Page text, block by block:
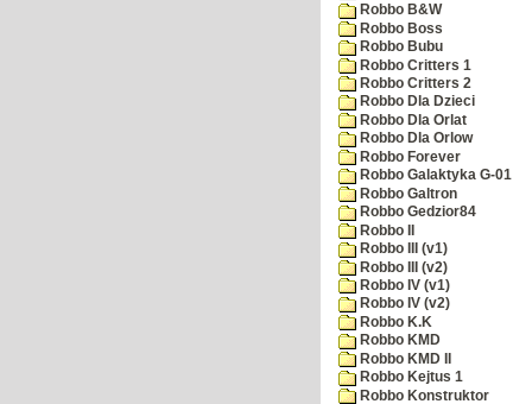
Robbo B&W
Robbo Boss
Robbo Bubu
Robbo Critters 1
Robbo Critters 2
Robbo Dla Dzieci
Robbo Dla Orlat
Robbo Dla Orlow
Robbo Forever
Robbo Galaktyka G-01
Robbo Galtron
Robbo Gedzior84
Robbo II
Robbo III (v1)
Robbo III (v2)
Robbo IV (v1)
Robbo IV (v2)
Robbo K.K
Robbo KMD
Robbo KMD II
Robbo Kejtus 1
Robbo Konstruktor